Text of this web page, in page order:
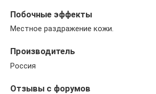
Побочные эффекты
Местное раздражение кожи.
Производитель
Россия
Отзывы с форумов